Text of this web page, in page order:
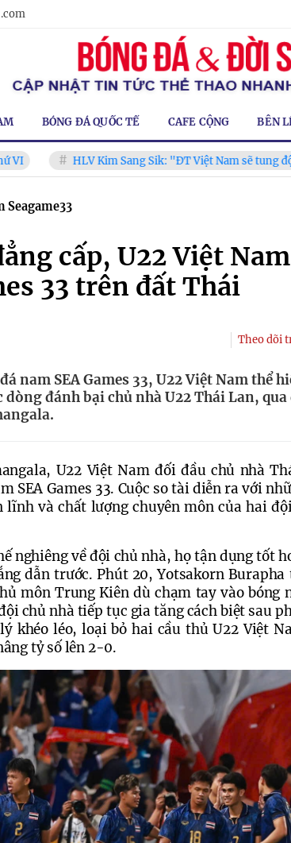
BÓNG ĐÁ QUỐC TẾ CAFE CỘNG BÊN
HLV Kim Sang Sik: "ĐT Việt Nam sẽ tung đội hình
Seagame33
cấp, U22 Việt
33 trên đất Thái
Theo dõi
nam SEA Games 33, U22 Việt Nam thể
đánh bại chủ nhà U22 Thái Lan,
U22 Việt Nam đối đầu chủ nhà
SEA Games 33. Cuộc so tài diễn ra với
lĩnh và chất lượng chuyên môn của hai
nghiêng về đội chủ nhà, họ tận dụng tốt
dẫn trước. Phút 20, Yotsakorn Burapha
môn Trung Kiên dù chạm tay vào bóng
chủ nhà tiếp tục gia tăng cách biệt sau
khéo léo, loại bỏ hai cầu thủ U22 Việt
tỷ số lên 2-0.